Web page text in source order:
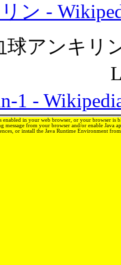
ン -
球アンキリ
1 -
enabled in your web browser, or your browser is
message from your browser and/or enable Java
or install the Java Runtime Environment